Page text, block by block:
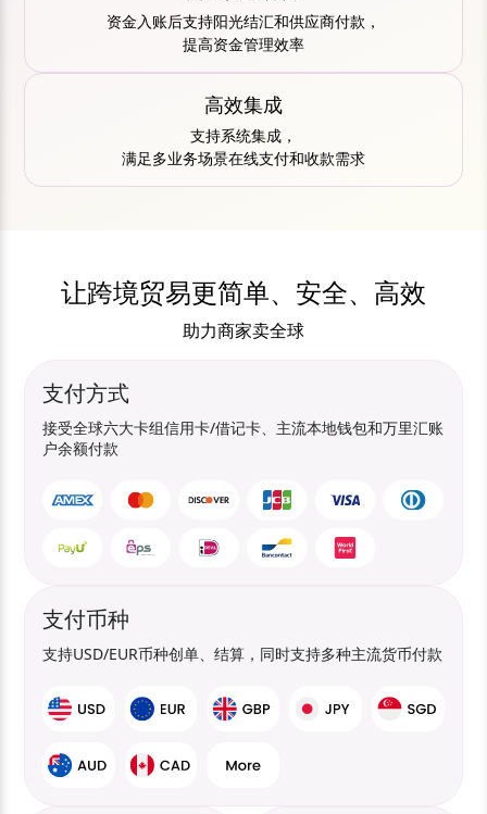
资金入账后支持阳光结汇和供应商付款，
提高资金管理效率
高效集成
支持系统集成，
满足多业务场景在线支付和收款需求
让跨境贸易更简单、安全、高效
助力商家卖全球
支付方式
接受全球六大卡组信用卡/借记卡、主流本地钱包和万里汇账
户余额付款
支付币种
支持USD/EUR币种创单、结算，同时支持多种主流货币付款